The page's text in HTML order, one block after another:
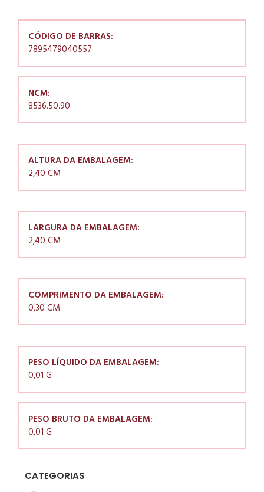
CÓDIGO DE BARRAS:
7895479040557
NCM:
8536.50.90
ALTURA DA EMBALAGEM:
2,40 CM
LARGURA DA EMBALAGEM:
2,40 CM
COMPRIMENTO DA EMBALAGEM:
0,30 CM
PESO LÍQUIDO DA EMBALAGEM:
0,01 G
PESO BRUTO DA EMBALAGEM:
0,01 G
CATEGORIAS